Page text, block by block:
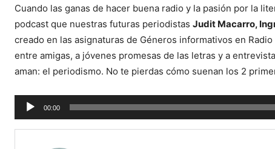
Cuando las ganas de hacer buena radio y la pasión por la
podcast que nuestras futuras periodistas Judit Macarro,
creado en las asignaturas de Géneros informativos en
entre amigas, a jóvenes promesas de las letras y a
aman: el periodismo. No te pierdas cómo suenan los 2
Reproductor
de
audio
00:00